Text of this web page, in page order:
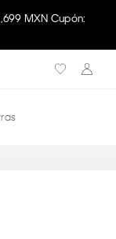
MXN Cupón: